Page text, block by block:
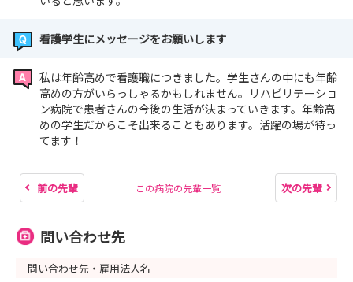
ただくプログラムです。
■登壇者 看護部長、教育担当、若手看護師
■内容
・病院の特徴や雰囲気
・先輩看護師Q＆A 等
看護学生にメッセージをお願いします
私は年齢高めで看護職につきました。学生さんの中にも年齢
高めの方がいらっしゃるかもしれません。リハビリテーショ
ン病院で患者さんの今後の生活が決まっていきます。年齢高
めの学生だからこそ出来ることもあります。活躍の場が待っ
てます！
前の先輩 この病院の先輩一覧 次の先輩
問い合わせ先
問い合わせ先・雇用法人名